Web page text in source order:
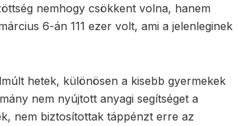
nemhogy csökkent volna, hanem
6-án 111 ezer volt, ami a jelenleginek
hetek, különösen a kisebb gyermekek
nem nyújtott anyagi segítséget a
nem biztosítottak táppénzt erre az